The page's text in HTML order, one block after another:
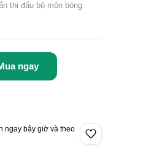
thi đấu bộ môn bóng
ngay
ngay bây giờ và theo